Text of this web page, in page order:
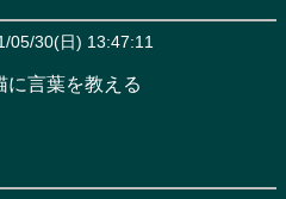
05/30(日) 13:47:11
に言葉を教える